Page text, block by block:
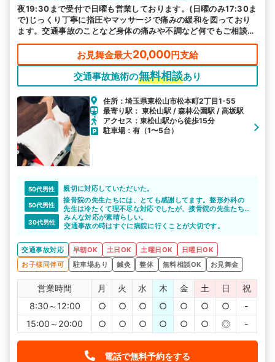
駅から探す 院名から探す
夜19:30まで受付で日曜も営業しております。(日曜のみ17:30ま
で)じっくり丁寧に指圧やマッサージで痛みの緩和を図っており
ます。交通事故のことなど身体の痛みや不調など何でもご相談く
ださい。
お見舞金最大20,000円支給
交通事故施術の無料相談あり
住所：埼玉県東松山市松本町2丁目1-55
最寄り駅： 東松山駅 / 森林公園駅 / 高坂駅
アクセス：東松山駅から徒歩15分
駐車場：有（1〜5台）
50代男性 親切に対応していただいた。
50代男性
接骨院の先生たちには、とても感謝してます。整形外科の
先生は冷たくて理不尽な対応でしたが、接骨院の先生たち
は対応も良く親身になって接してくれました。いつ自分自
身に起こるか分からないから、いつでも相談に乗って貰え
30代男性
みんな対応が素晴らしい。
交通事故の時はすぐに病院に行くことが大切です。
交通事故対応 早朝OK 土日OK 土曜日OK
日曜日OK
お子様同伴可
駐車場あり 鍼灸 整体 無料相談OK お見舞金
営業時間 月 火 水 木 金 土 日
祝
8:30～12:00
○ ○ ○ ○ ○ ○ ○
-
15:00～20:00
○ ○ ○ ○ ○ ○ ◎ -
電話で無料予約をする